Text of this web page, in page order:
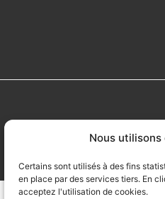
Nous utilisons
Certains sont utilisés à des fins
en place par des services tiers. En
acceptez l'utilisation de cookies.